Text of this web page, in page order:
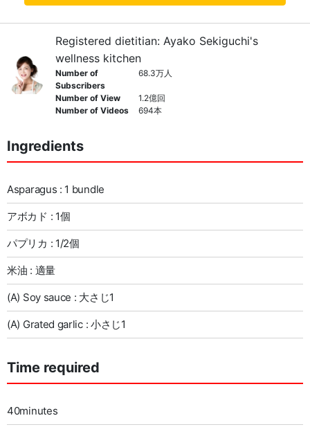
Registered dietitian: Ayako Sekiguchi's
wellness kitchen
Number of
Subscribers
68.3万人
Number of View
1.2億回
Number of Videos
694本
Ingredients
Asparagus : 1 bundle
アボカド : 1個
パプリカ : 1/2個
米油 : 適量
(A) Soy sauce : 大さじ1
(A) Grated garlic : 小さじ1
Time required
40minutes